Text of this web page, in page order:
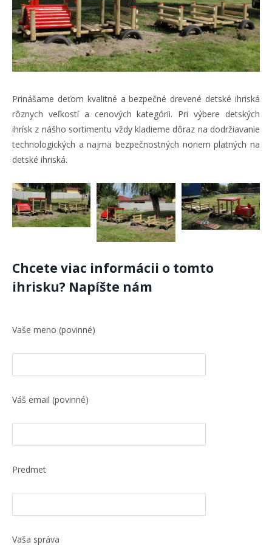
Prinášame deťom kvalitné a bezpečné drevené detské ihriská
rôznych veľkostí a cenových kategórii. Pri výbere detských
ihrísk z nášho sortimentu vždy kladieme dôraz na dodržiavanie
technologických a najmä bezpečnostných noriem platných na
detské ihriská.
Chcete viac informácii o tomto
ihrisku? Napíšte nám
Vaše meno (povinné)
Váš email (povinné)
Predmet
Vaša správa